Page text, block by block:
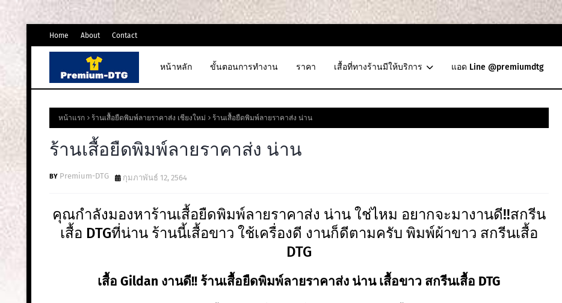
Home About Contact
หน้าหลัก ขั้นตอนการทำงาน ราคา เสื้อที่ทางร้านมีให้บริการ แอด Line @premiumdtg
หน้าแรก ร้านเสื้อยืดพิมพ์ลายราคาส่ง เชียงใหม่ ร้านเสื้อยืดพิมพ์ลายราคาส่ง น่าน
ร้านเสื้อยืดพิมพ์ลายราคาส่ง น่าน
Premium-DTG กุมภาพันธ์ 12, 2564
คุณกำลังมองหาร้านเสื้อยืดพิมพ์ลายราคาส่ง น่าน ใช่ไหม อยากจะมางานดี!!สกรีน
เสื้อ DTGที่น่าน ร้านนี้เสื้อขาว ใช้เครื่องดี งานก็ดีตามครับ พิมพ์ผ้าขาว สกรีนเสื้อ
DTG
เสื้อ Gildan งานดี!! ร้านเสื้อยืดพิมพ์ลายราคาส่ง น่าน เสื้อขาว สกรีนเสื้อ DTG